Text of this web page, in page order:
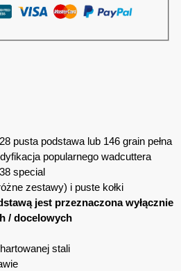
pusta podstawa lub 146 grain pełna
popularnego wadcuttera
special
zestawy) i puste kołki
jest przeznaczona wyłącznie
/ docelowych
stali